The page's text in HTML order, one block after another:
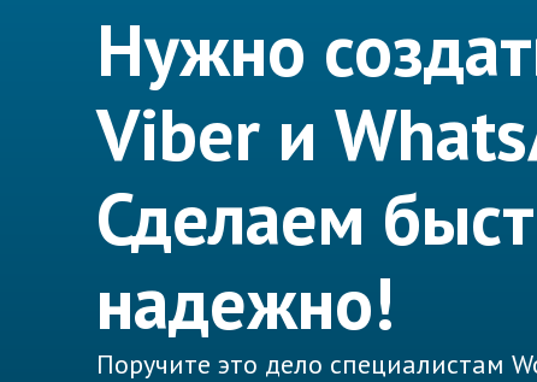
Нужно
Viber и
Сделаем
надежно!
Поручите это дело специалистам